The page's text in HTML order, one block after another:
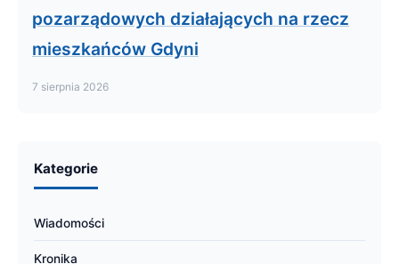
pozarządowych działających na rzecz
mieszkańców Gdyni
7 sierpnia 2026
Kategorie
Wiadomości
Kronika